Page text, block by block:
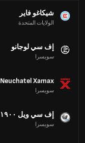
شيكاغو فاير
الولايات المتحدة
إف سي لوجانو
سويسرا
Neuchatel Xamax
سويسرا
إف سي ويل ١٩٠٠
سويسرا